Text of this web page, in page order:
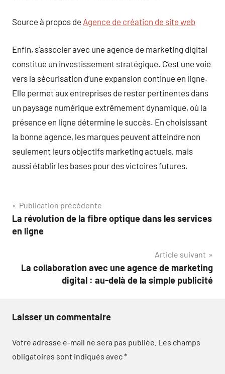
Source à propos de Agence de création de site web
Enfin, s’associer avec une agence de marketing digital
constitue un investissement stratégique. C’est une voie
vers la sécurisation d’une expansion continue en ligne.
Elle permet aux entreprises de rester pertinentes dans
un paysage numérique extrêmement dynamique, où la
présence en ligne détermine le succès. En choisissant
la bonne agence, les marques peuvent atteindre non
seulement leurs objectifs marketing actuels, mais
aussi établir les bases pour des victoires futures.
Navigation
de
Publication précédente
La révolution de la fibre optique dans les services
en ligne
Article suivant
La collaboration avec une agence de marketing
digital : au-delà de la simple publicité
Laisser un commentaire
Votre adresse e-mail ne sera pas publiée. Les champs
obligatoires sont indiqués avec*